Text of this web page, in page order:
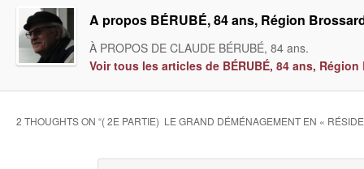
A propos BÉRUBÉ, 84 ans, Région
À PROPOS DE CLAUDE BÉRUBÉ, 84 ans.
Voir tous les articles de BÉRUBÉ, 84 ans,
2 THOUGHTS ON “( 2E PARTIE) LE GRAND DÉMÉNAGEMENT EN «